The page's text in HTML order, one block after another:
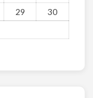
29
30